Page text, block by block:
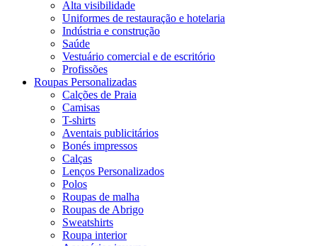
Alta visibilidade
Uniformes de restauração e hotelaria
Indústria e construção
Saúde
Vestuário comercial e de escritório
Profissões
Roupas Personalizadas
Calções de Praia
Camisas
T-shirts
Aventais publicitários
Bonés impressos
Calças
Lenços Personalizados
Polos
Roupas de malha
Roupas de Abrigo
Sweatshirts
Roupa interior